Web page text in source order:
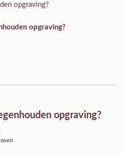
opgraving?
opgraving?
opgraving?